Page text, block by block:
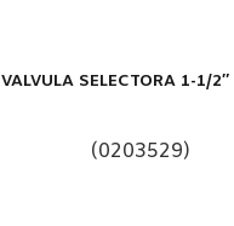
VALVULA SELECTORA 1-1/2″
(0203529)